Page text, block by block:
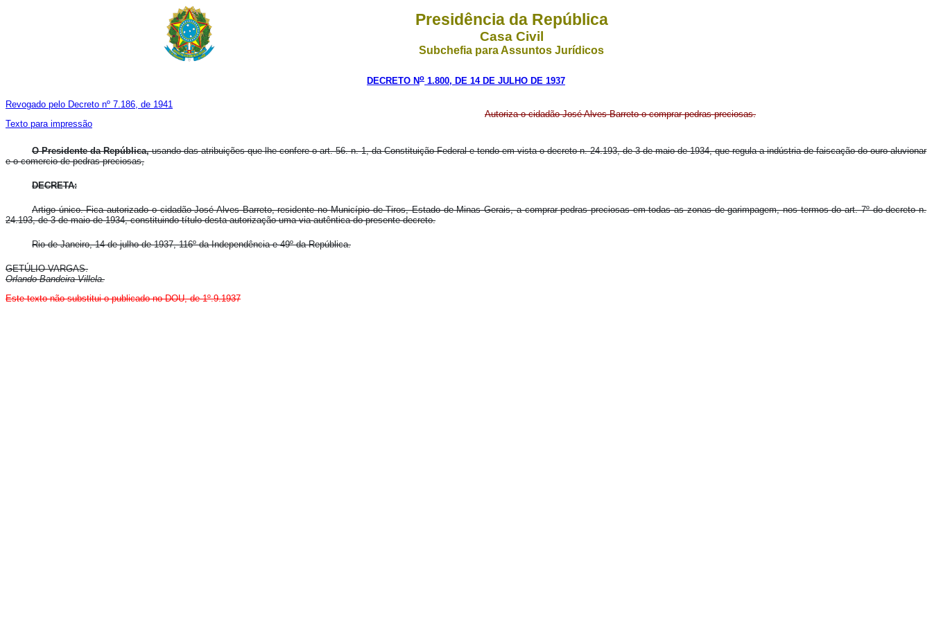
Presidência da República
Casa Civil
Subchefia para Assuntos Jurídicos
DECRETO No 1.800, DE 14 DE JULHO DE 1937
Revogado pelo Decreto nº 7.186, de 1941
Texto para impressão
Autoriza o cidadão José Alves Barreto o comprar pedras preciosas.
O Presidente da República,usando das atribuições que lhe confere o art. 56. n. 1, da Constituição Federal e tendo em vista o decreto n. 24.193, de 3 de maio de 1934, que regula a indústria de faiscação do ouro aluvionar
e o comercio de pedras preciosas,
DECRETA:
Artigo único. Fica autorizado o cidadão José Alves Barreto, residente no Município de Tiros, Estado de Minas Gerais, a comprar pedras preciosas em todas as zonas de garimpagem, nos termos do art. 7º do decreto n.
24.193, de 3 de maio de 1934, constituindo título desta autorização uma via autêntica do presente decreto.
Rio de Janeiro, 14 de julho de 1937, 116º da Independência e 49º da República.
GETÚLIO VARGAS.
Orlando Bandeira Villela.
Este textonãosubstitui o publicado no DOU, de 1º.9.1937